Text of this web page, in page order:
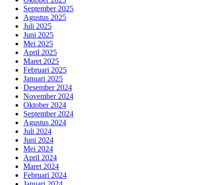
September 2025
Agustus 2025
Juli 2025
Juni 2025
Mei 2025
April 2025
Maret 2025
Februari 2025
Januari 2025
Desember 2024
November 2024
Oktober 2024
September 2024
Agustus 2024
Juli 2024
Juni 2024
Mei 2024
April 2024
Maret 2024
Februari 2024